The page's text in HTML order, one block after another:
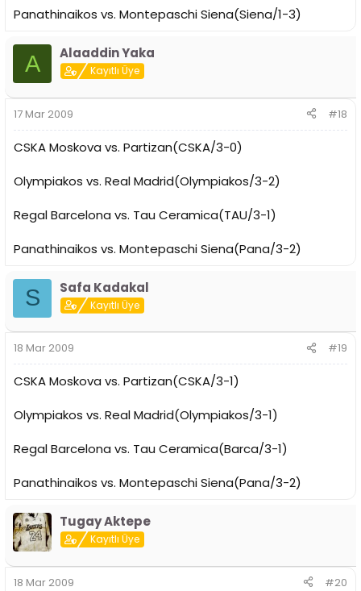
Panathinaikos vs. Montepaschi Siena(Siena/1-3)
A Alaaddin Yaka
Kayıtlı Üye
17 Mar 2009 #18
CSKA Moskova vs. Partizan(CSKA/3-0)
Olympiakos vs. Real Madrid(Olympiakos/3-2)
Regal Barcelona vs. Tau Ceramica(TAU/3-1)
Panathinaikos vs. Montepaschi Siena(Pana/3-2)
S Safa Kadakal
Kayıtlı Üye
18 Mar 2009 #19
CSKA Moskova vs. Partizan(CSKA/3-1)
Olympiakos vs. Real Madrid(Olympiakos/3-1)
Regal Barcelona vs. Tau Ceramica(Barca/3-1)
Panathinaikos vs. Montepaschi Siena(Pana/3-2)
Tugay Aktepe
Kayıtlı Üye
18 Mar 2009 #20